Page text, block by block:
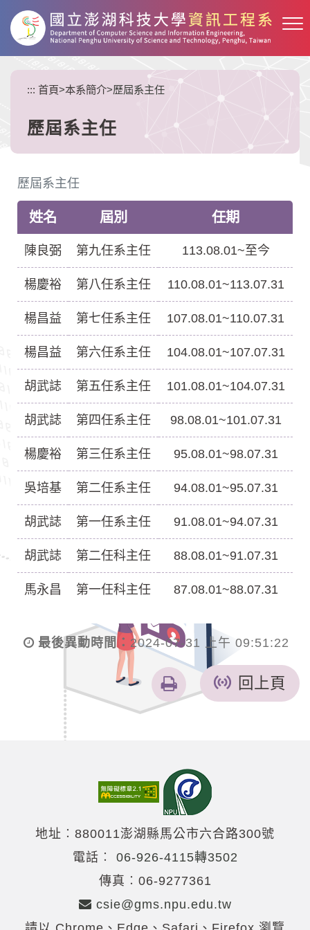
要
::: 首頁>本系簡介>歷屆系主任
歷屆系主任
歷屆系主任
姓名 屆別 任期
陳良弼 第九任系主任 113.08.01~至今
楊慶裕 第八任系主任 110.08.01~113.07.31
楊昌益 第七任系主任 107.08.01~110.07.31
楊昌益 第六任系主任 104.08.01~107.07.31
胡武誌 第五任系主任 101.08.01~104.07.31
胡武誌 第四任系主任 98.08.01~101.07.31
楊慶裕 第三任系主任 95.08.01~98.07.31
吳培基 第二任系主任 94.08.01~95.07.31
胡武誌 第一任系主任 91.08.01~94.07.31
胡武誌 第二任科主任 88.08.01~91.07.31
馬永昌 第一任科主任 87.08.01~88.07.31
最後異動時間： 2024-07-31 上午 09:51:22
友
善
回上頁
地址︰880011澎湖縣馬公市六合路300號
電話︰ 06-926-4115轉3502
傳真︰06-9277361
csie@gms.npu.edu.tw